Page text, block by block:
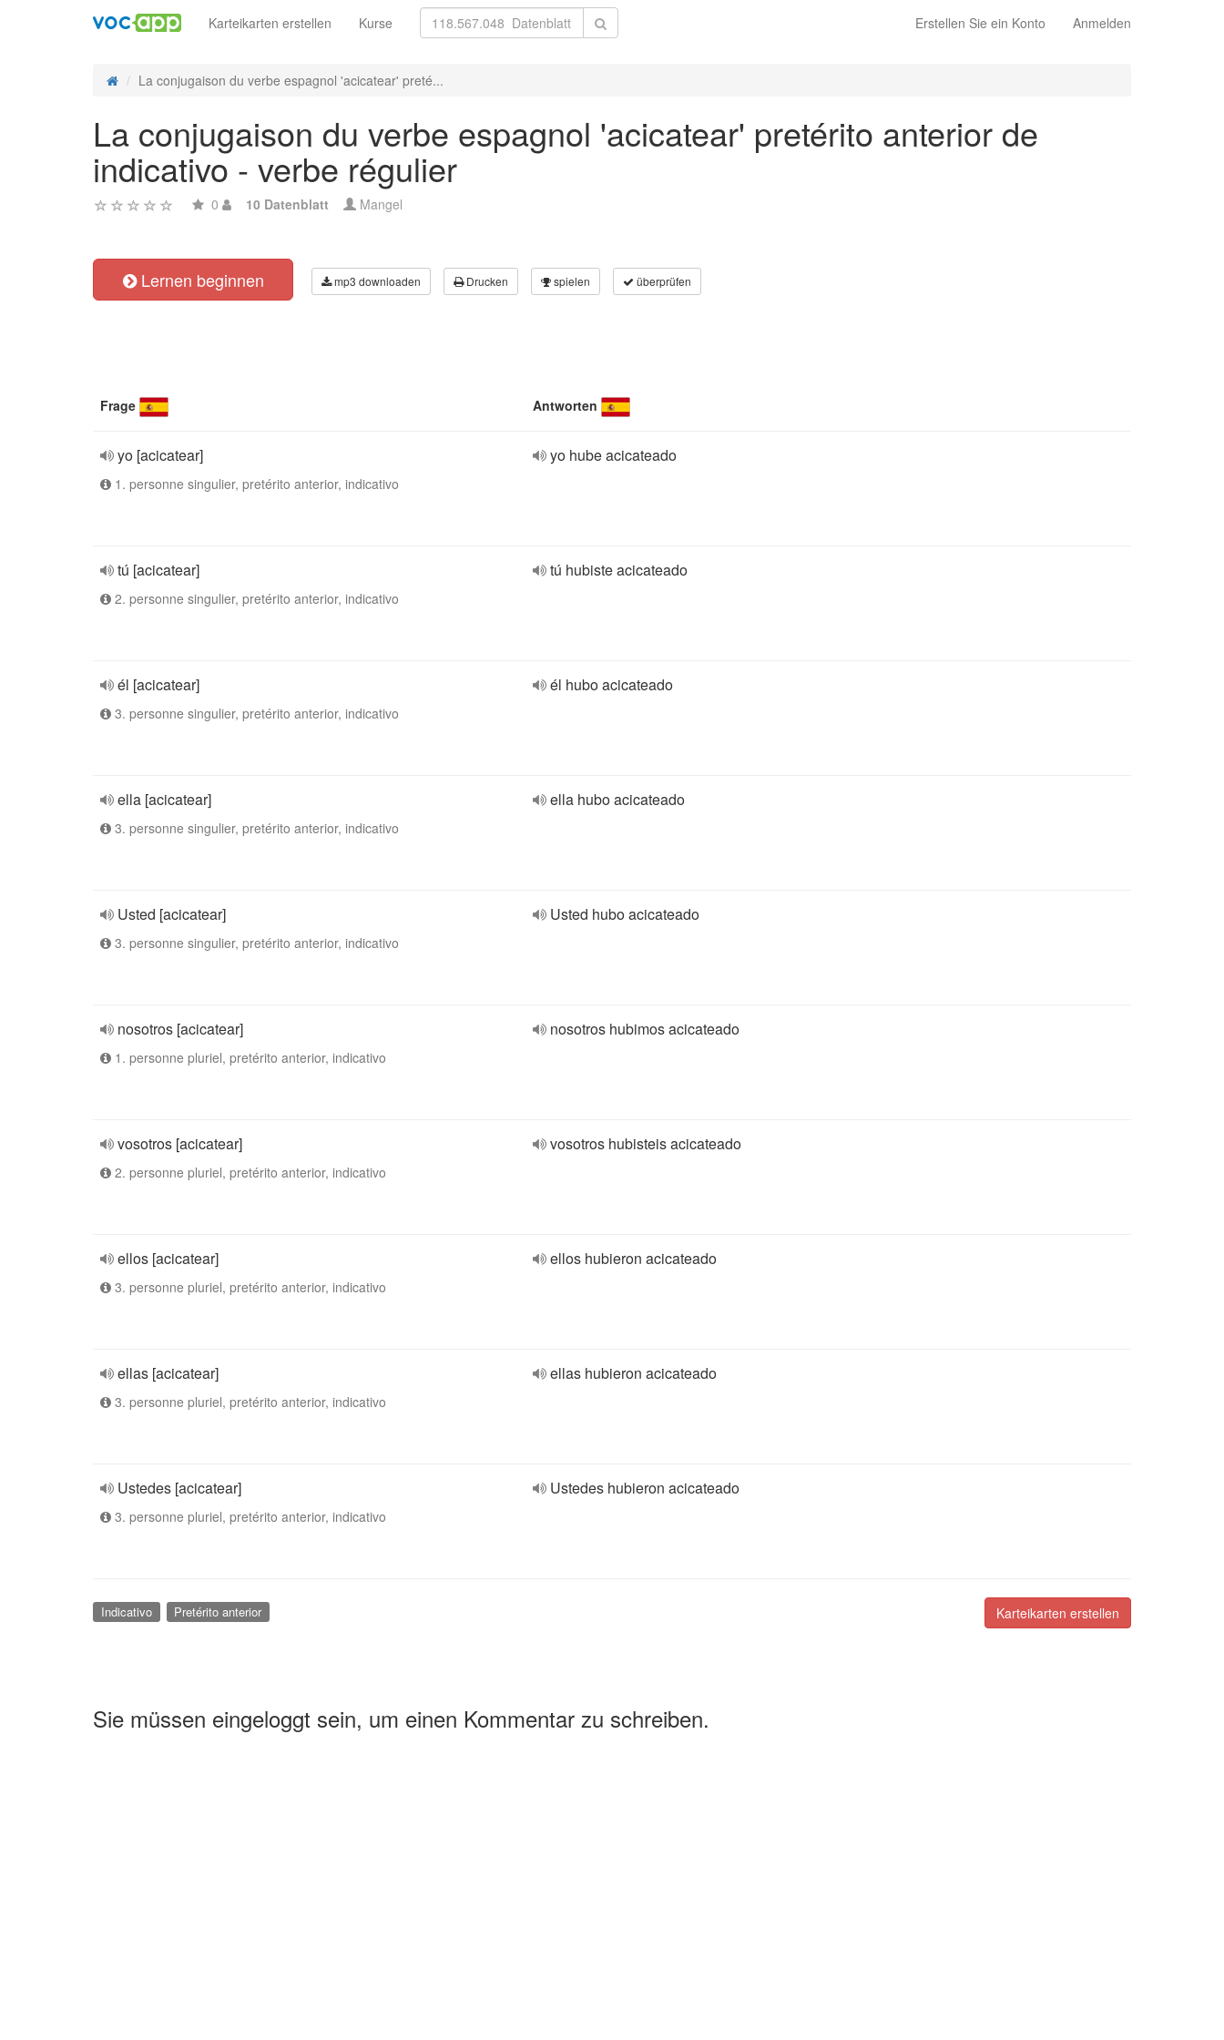
Erstellen Sie ein Konto Anmelden
Karteikarten erstellen Kurse
La conjugaison du verbe espagnol 'acicatear' preté...
La conjugaison du verbe espagnol 'acicatear' pretérito anterior de
indicativo - verbe régulier
0 10 Datenblatt Mangel
Lernen beginnen mp3 downloaden Drucken spielen überprüfen
Frage Antworten
yo [acicatear]
1. personne singulier, pretérito anterior, indicativo
yo hube acicateado
tú [acicatear]
2. personne singulier, pretérito anterior, indicativo
tú hubiste acicateado
él [acicatear]
3. personne singulier, pretérito anterior, indicativo
él hubo acicateado
ella [acicatear]
3. personne singulier, pretérito anterior, indicativo
ella hubo acicateado
Usted [acicatear]
3. personne singulier, pretérito anterior, indicativo
Usted hubo acicateado
nosotros [acicatear]
1. personne pluriel, pretérito anterior, indicativo
nosotros hubimos acicateado
vosotros [acicatear]
2. personne pluriel, pretérito anterior, indicativo
vosotros hubisteis acicateado
ellos [acicatear]
3. personne pluriel, pretérito anterior, indicativo
ellos hubieron acicateado
ellas [acicatear]
3. personne pluriel, pretérito anterior, indicativo
ellas hubieron acicateado
Ustedes [acicatear]
3. personne pluriel, pretérito anterior, indicativo
Ustedes hubieron acicateado
Karteikarten erstellen
Indicativo Pretérito anterior
Sie müssen eingeloggt sein, um einen Kommentar zu schreiben.